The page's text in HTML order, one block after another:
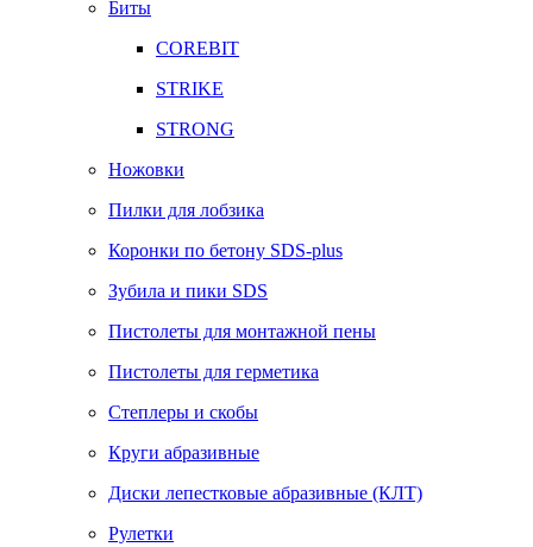
Биты
COREBIT
STRIKE
STRONG
Ножовки
Пилки для лобзика
Коронки по бетону SDS-plus
Зубила и пики SDS
Пистолеты для монтажной пены
Пистолеты для герметика
Степлеры и скобы
Круги абразивные
Диски лепестковые абразивные (КЛТ)
Рулетки